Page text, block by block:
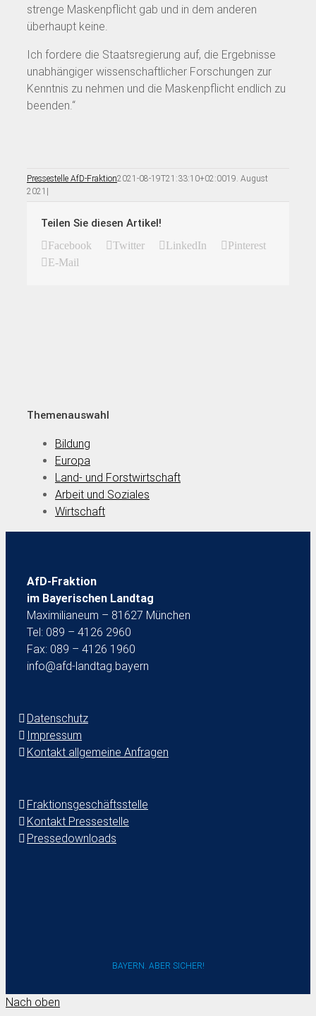
strenge Maskenpflicht gab und in dem anderen
überhaupt keine.
Ich fordere die Staatsregierung auf, die Ergebnisse
unabhängiger wissenschaftlicher Forschungen zur
Kenntnis zu nehmen und die Maskenpflicht endlich zu
beenden.“
Pressestelle AfD-Fraktion2021-08-19T21:33:10+02:0019. August
2021 |
Teilen Sie diesen Artikel!
Facebook Twitter LinkedIn
Pinterest
E-Mail
Themenauswahl
Bildung
Europa
Land- und Forstwirtschaft
Arbeit und Soziales
Wirtschaft
AfD-Fraktion
im Bayerischen Landtag
Maximilianeum – 81627 München
Tel: 089 – 4126 2960
Fax: 089 – 4126 1960
info@afd-landtag.bayern
Datenschutz
Impressum
Kontakt allgemeine Anfragen
Fraktionsgeschäftsstelle
Kontakt Pressestelle
Pressedownloads
BAYERN. ABER SICHER!
Nach oben